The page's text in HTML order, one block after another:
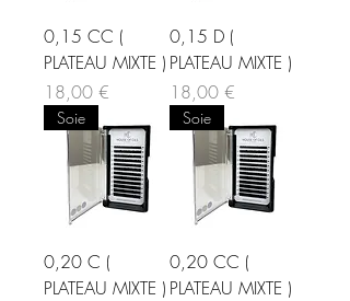
0,15 CC (
PLATEAU MIXTE )
Prix
18,00 €
0,15 D (
PLATEAU MIXTE )
Prix
18,00 €
Soie
0,20 C (
PLATEAU MIXTE )
Soie
0,20 CC (
PLATEAU MIXTE )